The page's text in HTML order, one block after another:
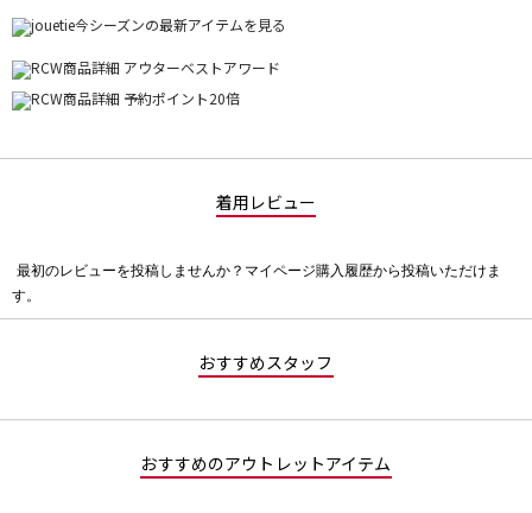
着用レビュー
価
最初のレビューを投稿しませんか？マイページ購入履歴から投稿いただけま
す。
おすすめスタッフ
おすすめのアウトレットアイテム